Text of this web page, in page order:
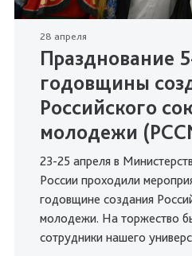
28 апреля
Празднование
годовщины
Российского
молодежи
23-25 апреля в
России проходили
годовщине создания
молодежи. На торжество
сотрудники нашего